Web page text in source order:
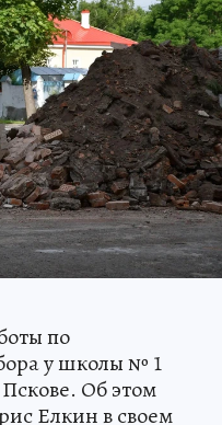
по
у школы № 1
Об этом
Елкин в своем